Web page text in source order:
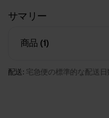
サマリー
商品 (1 )
配送: 宅急便の標準的な配送日